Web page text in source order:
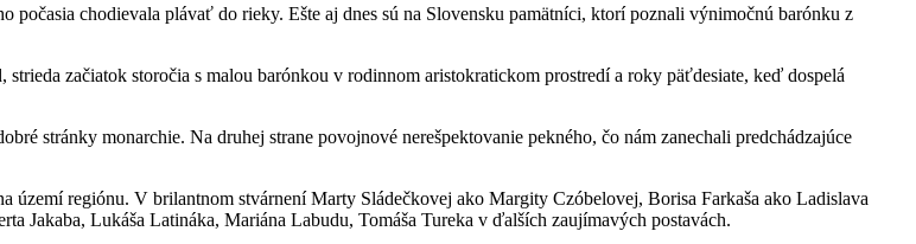
chodievala plávať do rieky. Ešte aj dnes sú na Slovensku pamätníci, ktorí poznali výnimočnú barónku z
začiatok storočia s malou barónkou v rodinnom aristokratickom prostredí a roky päťdesiate, keď dospelá
stránky monarchie. Na druhej strane povojnové nerešpektovanie pekného, čo nám zanechali predchádzajúce
regiónu. V brilantnom stvárnení Marty Sládečkovej ako Margity Czóbelovej, Borisa Farkaša ako Ladislava
Jakaba, Lukáša Latináka, Mariána Labudu, Tomáša Tureka v ďalších zaujímavých postavách.